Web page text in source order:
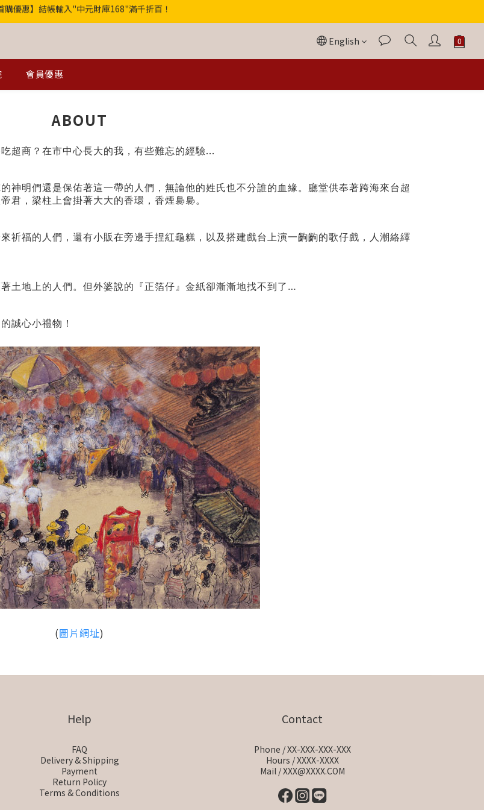
歡迎光臨！全店滿1000免運
【獨家】中元轉運祕法2件省200
English
會員優惠
ABOUT
超商？在市中心長大的我，有些難忘的經驗...
神明們還是保佑著這一帶的人們，無論他的姓氏也不分誰的血緣。廳堂供奉著跨海來台超
君，梁柱上會掛著大大的香環，香煙裊裊。
祈福的人們，還有小販在旁邊手捏紅龜糕，以及搭建戲台上演一齣齣的歌仔戲，人潮絡繹
土地上的人們。但外婆說的『正箔仔』金紙卻漸漸地找不到了…
誠心小禮物！
(圖片網址)
Help
FAQ
Delivery & Shipping
Payment
Return Policy
Terms & Conditions
Contact
Phone / XX-XXX-XXX-XXX
Hours / XXXX-XXXX
Mail / XXX@XXXX.COM